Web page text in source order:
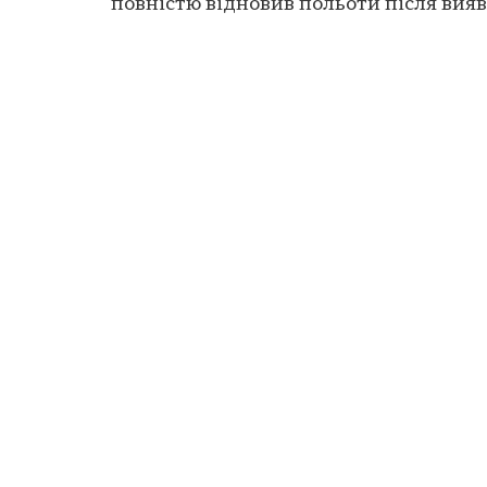
повністю відновив польоти після